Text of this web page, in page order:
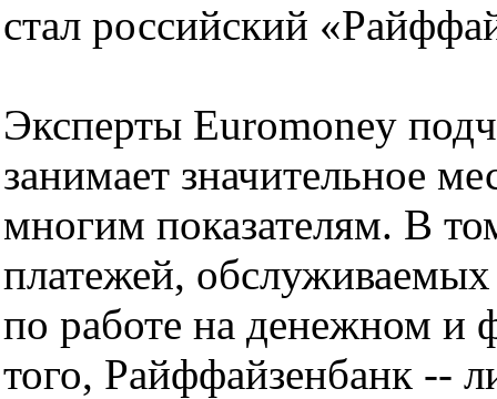
стал российский
Эксперты Euromoney
занимает значительное
многим показателям. В
платежей,
по работе на денежном и
того, Райффайзенбанк --